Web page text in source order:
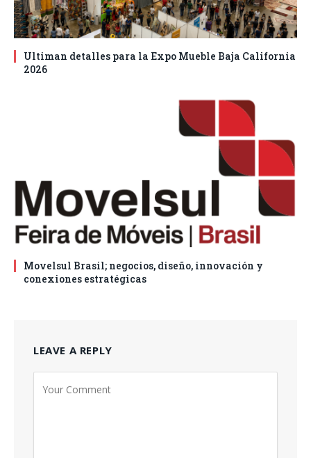
Ultiman detalles para la Expo Mueble Baja California
2026
Movelsul Brasil; negocios, diseño, innovación y
conexiones estratégicas
LEAVE A REPLY